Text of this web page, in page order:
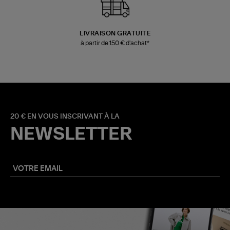
LIVRAISON GRATUITE
à partir de 150 € d'achat*
20 € EN VOUS INSCRIVANT À LA
NEWSLETTER